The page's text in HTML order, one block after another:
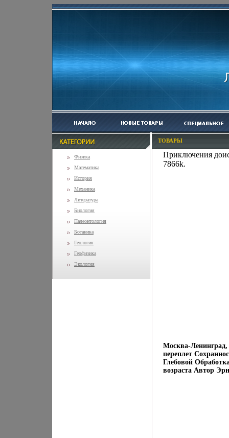
Физика
Математика
История
Механика
Литература
Биология
Палеонтология
Ботаника
Геология
Геофизика
Экология
ТОВАРЫ
Приключения
7866k.
Москва-Ленинград,
переплет
Глебовой
возраста Автор